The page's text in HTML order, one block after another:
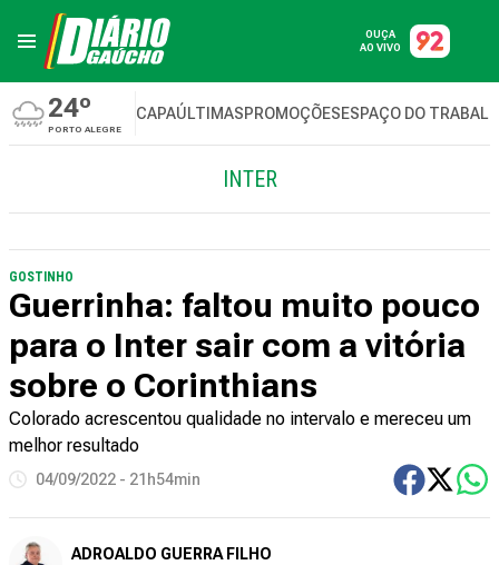
OUÇA
AO VIVO
24º
PORTO ALEGRE
CAPAÚLTIMASPROMOÇÕESESPAÇO DO
INTER
GOSTINHO
Guerrinha: faltou muito pouco
para o Inter sair com a vitória
sobre o Corinthians
Colorado acrescentou qualidade no intervalo e mereceu um
melhor resultado
04/09/2022 - 21h54min
ADROALDO GUERRA FILHO